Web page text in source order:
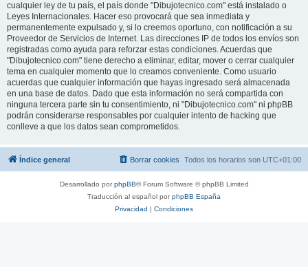
cualquier ley de tu país, el país donde "Dibujotecnico.com" está instalado o
Leyes Internacionales. Hacer eso provocará que sea inmediata y
permanentemente expulsado y, si lo creemos oportuno, con notificación a su
Proveedor de Servicios de Internet. Las direcciones IP de todos los envíos son
registradas como ayuda para reforzar estas condiciones. Acuerdas que
"Dibujotecnico.com" tiene derecho a eliminar, editar, mover o cerrar cualquier
tema en cualquier momento que lo creamos conveniente. Como usuario
acuerdas que cualquier información que hayas ingresado será almacenada
en una base de datos. Dado que esta información no será compartida con
ninguna tercera parte sin tu consentimiento, ni "Dibujotecnico.com" ni phpBB
podrán considerarse responsables por cualquier intento de hacking que
conlleve a que los datos sean comprometidos.
Índice general Todos los horarios son UTC+01:00
Borrar cookies
Desarrollado porphpBB® Forum Software © phpBB Limited
Traducción al español porphpBB España
Privacidad | Condiciones